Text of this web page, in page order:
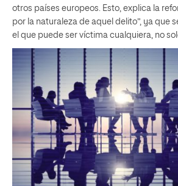
otros países europeos. Esto, explica la
por la naturaleza de aquel delito”, ya que
el que puede ser víctima cualquiera, no